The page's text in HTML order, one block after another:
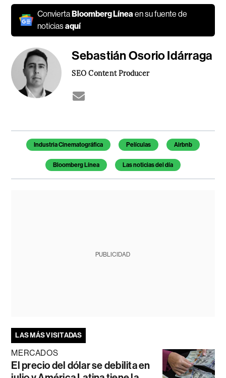
ConviertaBloomberg Línea en su fuente de
noticiasaquí
Sebastián Osorio Idárraga
SEO Content Producer
Temas de este artículo
Industria Cinematográfica Películas Airbnb
Bloomberg Línea Las noticias del día
PUBLICIDAD
LAS MÁS VISITADAS
MERCADOS
El precio del dólar se debilita en